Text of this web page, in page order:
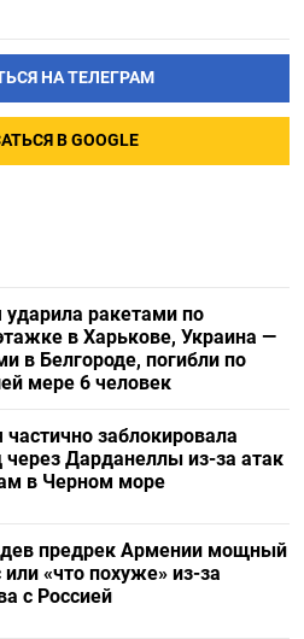
НА ТЕЛЕГРАМ
В GOOGLE
ударила ракетами по
в Харькове, Украина —
в Белгороде, погибли по
мере 6 человек
частично заблокировала
через Дарданеллы из-за атак
в Черном море
предрек Армении мощный
или «что похуже» из-за
с Россией